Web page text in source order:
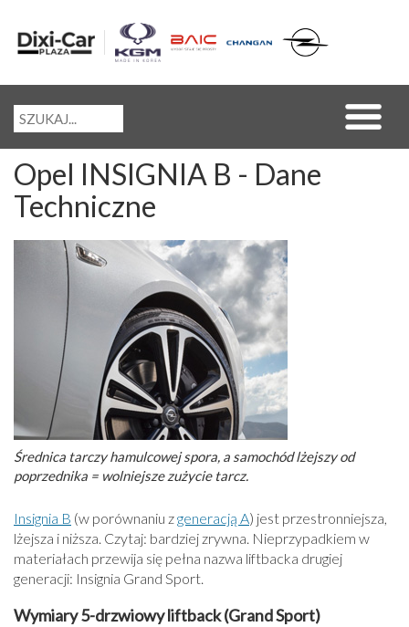
Opel INSIGNIA B - Dane
Techniczne
Średnica tarczy hamulcowej spora, a samochód lżejszy od
poprzednika = wolniejsze zużycie tarcz.
Insignia B (w porównaniu zgeneracją A) jest przestronniejsza,
lżejsza i niższa. Czytaj: bardziej zrywna. Nieprzypadkiem w
materiałach przewija się pełna nazwa liftbacka drugiej
generacji: Insignia Grand Sport.
Wymiary 5-drzwiowy liftback (Grand Sport)